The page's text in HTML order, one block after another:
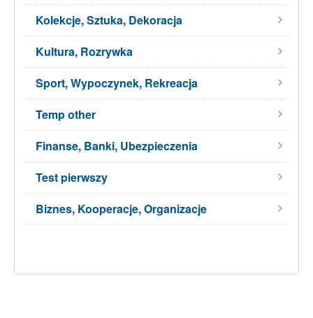
Kolekcje, Sztuka, Dekoracja
Kultura, Rozrywka
Sport, Wypoczynek, Rekreacja
Temp other
Finanse, Banki, Ubezpieczenia
Test pierwszy
Biznes, Kooperacje, Organizacje